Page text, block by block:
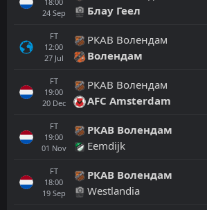
24 Sep
Блау Геел
FT
12:00
27 Jul
РКАВ Волендам
Волендам
FT
19:00
20 Dec
РКАВ Волендам
AFC Amsterdam
FT
19:00
01 Nov
РКАВ Волендам
Eemdijk
FT
18:00
19 Sep
РКАВ Волендам
Westlandia